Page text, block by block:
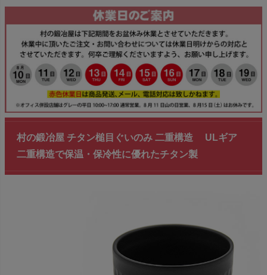
村の鍛冶屋 チタン槌目ぐいのみ 二重構造 ULギア
二重構造で保温・保冷性に優れたチタン製